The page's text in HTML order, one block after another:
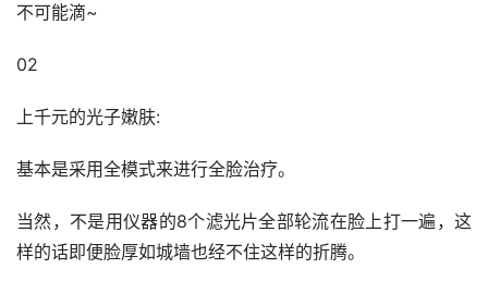
不可能滴~
02
上千元的光子嫩肤:
基本是采用全模式来进行全脸治疗。
当然，不是用仪器的8个滤光片全部轮流在脸上打一遍，这
样的话即便脸厚如城墙也经不住这样的折腾。